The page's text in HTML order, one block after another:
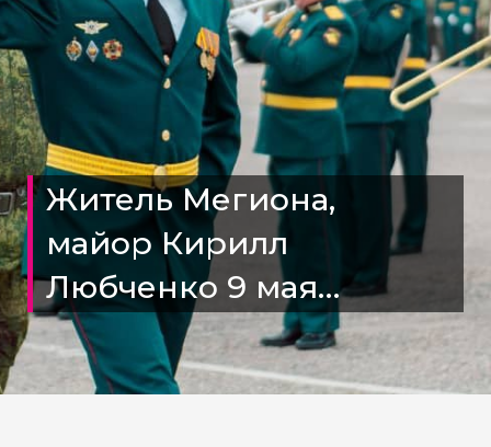
Житель Мегиона,
майор Кирилл
Любченко 9 мая
получил медаль за за
боевые отличия